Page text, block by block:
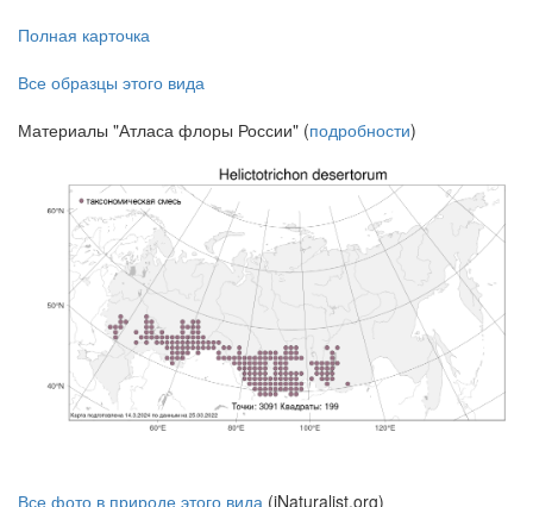
Полная карточка
Все образцы этого вида
Материалы "Атласа флоры России" (подробности)
Все фото в природе этого вида (iNaturalist.org)